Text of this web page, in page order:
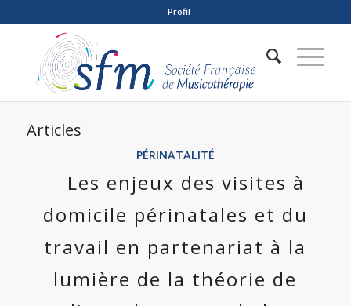
Profil
Articles
PÉRINATALITÉ
Les enjeux des visites à
domicile périnatales et du
travail en partenariat à la
lumière de la théorie de